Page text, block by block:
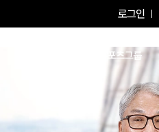
로그인
Senior Partner Attorney